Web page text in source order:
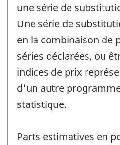
une série de
Une série de
en la combinaison de
séries déclarées, ou
indices de prix
d'un autre
statistique.
Parts estimatives en